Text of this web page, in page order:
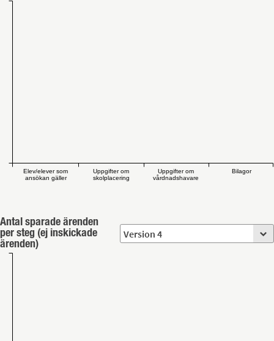
Elev/elever som
ansökan gäller
Uppgifter om
skolplacering
Uppgifter om
vårdnadshavare
Bilagor
Antal sparade ärenden
per steg (ej inskickade
ärenden)